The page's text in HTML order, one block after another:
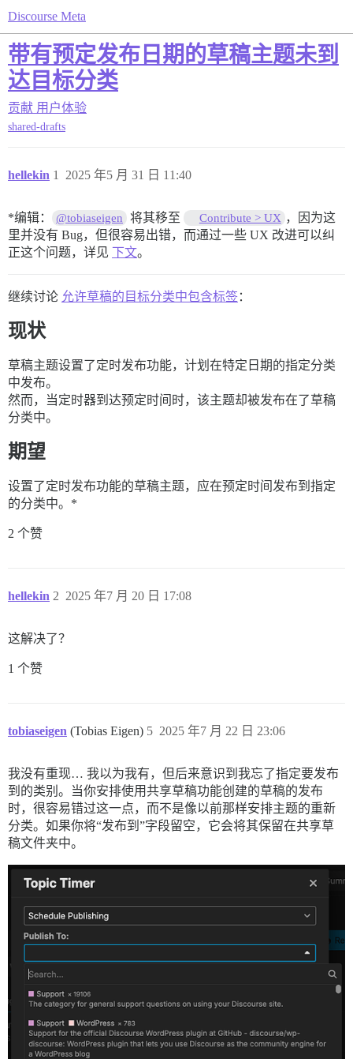
Discourse Meta
带有预定发布日期的草稿主题未到
达目标分类
贡献 用户体验
shared-drafts
hellekin 2025 年5 月 31 日 11:40
1
*编辑： @tobiaseigen 将其移至 Contribute > UX ，因为这
里并没有 Bug，但很容易出错，而通过一些 UX 改进可以纠
正这个问题，详见 下文。
继续讨论 允许草稿的目标分类中包含标签 ：
现状
草稿主题设置了定时发布功能，计划在特定日期的指定分类
中发布。
然而，当定时器到达预定时间时，该主题却被发布在了草稿
分类中。
期望
设置了定时发布功能的草稿主题，应在预定时间发布到指定
的分类中。*
2 个赞
hellekin 2025 年7 月 20 日 17:08
2
这解决了？
1 个赞
tobiaseigen (Tobias Eigen) 2025 年7 月 22 日 23:06
5
我没有重现… 我以为我有，但后来意识到我忘了指定要发布
到的类别。当你安排使用共享草稿功能创建的草稿的发布
时，很容易错过这一点，而不是像以前那样安排主题的重新
分类。如果你将“发布到”字段留空，它会将其保留在共享草
稿文件夹中。